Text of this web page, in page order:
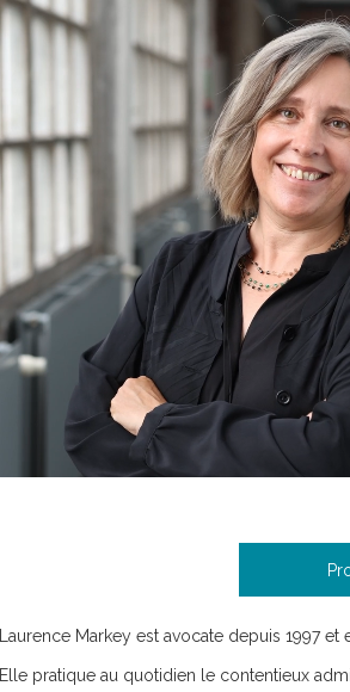
Laurence Markey est avocate depuis 1997
Elle pratique au quotidien le contentieux